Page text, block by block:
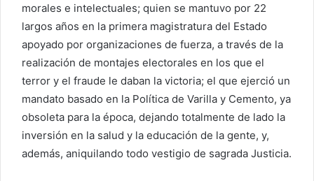
morales e intelectuales; quien se mantuvo por 22
largos años en la primera magistratura del Estado
apoyado por organizaciones de fuerza, a través de la
realización de montajes electorales en los que el
terror y el fraude le daban la victoria; el que ejerció un
mandato basado en la Política de Varilla y Cemento, ya
obsoleta para la época, dejando totalmente de lado la
inversión en la salud y la educación de la gente, y,
además, aniquilando todo vestigio de sagrada Justicia.